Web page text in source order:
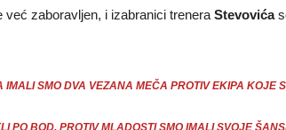
već zaboravljen, i izabranici trenera Stevovića
IMALI SMO DVA VEZANA MEČA PROTIV EKIPA KOJE
PO BOD. PROTIV MLADOSTI SMO IMALI SVOJE